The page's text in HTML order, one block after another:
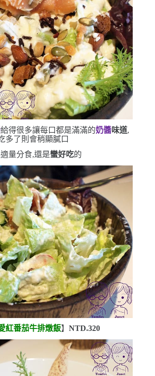
給得很多讓每口都是滿滿的奶醬味道,
多了則會稍顯膩口
量分食,還是蠻好吃的
紅番茄牛排燉飯】NTD.320